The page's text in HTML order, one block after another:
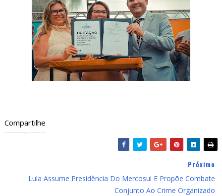
Compartilhe
Próximo
Lula Assume Presidência Do Mercosul E Propõe Combate
Conjunto Ao Crime Organizado